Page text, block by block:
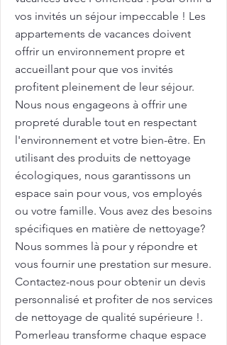
vos invités un séjour impeccable ! Les
appartements de vacances doivent
offrir un environnement propre et
accueillant pour que vos invités
profitent pleinement de leur séjour.
Nous nous engageons à offrir une
propreté durable tout en respectant
l'environnement et votre bien-être. En
utilisant des produits de nettoyage
écologiques, nous garantissons un
espace sain pour vous, vos employés
ou votre famille. Vous avez des besoins
spécifiques en matière de nettoyage?
Nous sommes là pour y répondre et
vous fournir une prestation sur mesure.
Contactez-nous pour obtenir un devis
personnalisé et profiter de nos services
de nettoyage de qualité supérieure !.
Pomerleau transforme chaque espace